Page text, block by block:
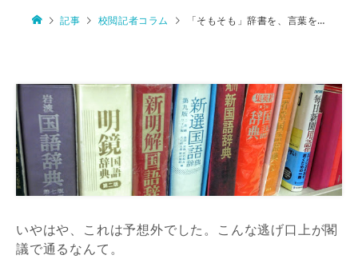
記事 校閲記者コラム 「そもそも」辞書を、言葉をなんだと思っているのか
いやはや、これは予想外でした。こんな逃げ口上が閣
議で通るなんて。